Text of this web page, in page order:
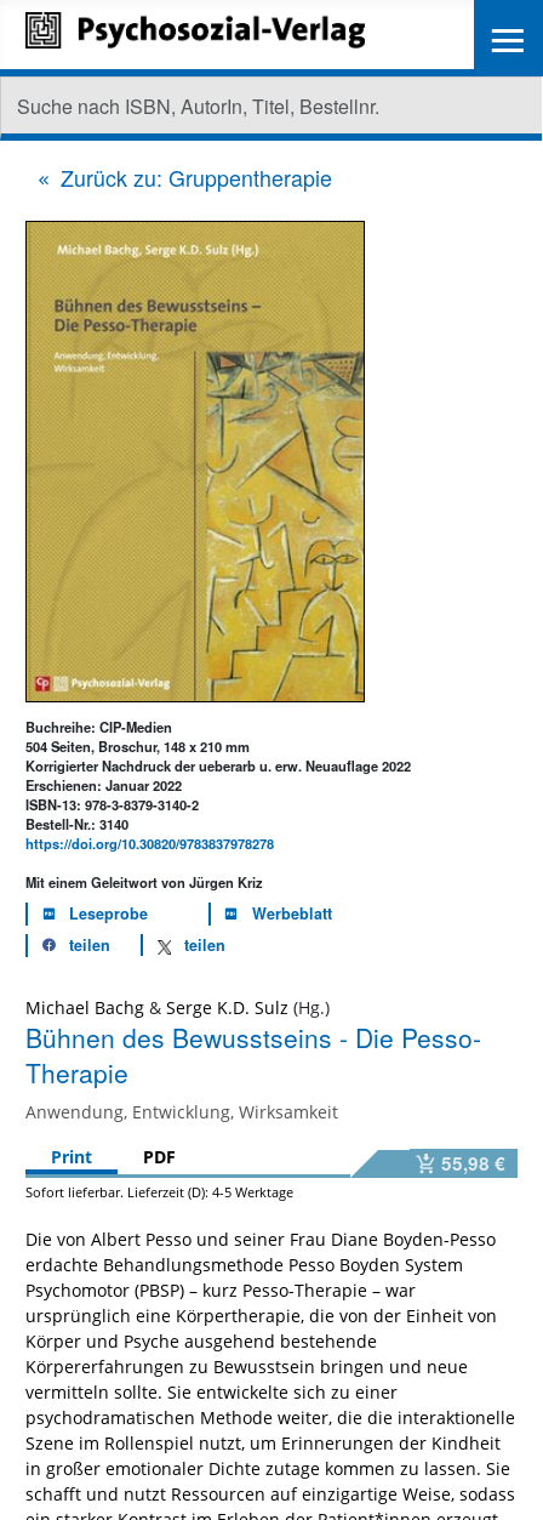
Zurück zu: Gruppentherapie
Buchreihe: CIP-Medien
504 Seiten, Broschur, 148 x 210 mm
Korrigierter Nachdruck der ueberarb u. erw. Neuauflage 2022
Erschienen: Januar 2022
ISBN-13: 978-3-8379-3140-2
Bestell-Nr.: 3140
https://doi.org/10.30820/9783837978278
Mit einem Geleitwort von Jürgen Kriz
Leseprobe
Werbeblatt
teilen
teilen
Michael Bachg & Serge K.D. Sulz
Bühnen des Bewusstseins - Die Pesso-
Therapie
Anwendung, Entwicklung, Wirksamkeit
Print
PDF 55,98 €
Sofort lieferbar. Lieferzeit (D): 4-5 Werktage
Die von Albert Pesso und seiner Frau Diane Boyden-Pesso
erdachte Behandlungsmethode Pesso Boyden System
Psychomotor (PBSP) – kurz Pesso-Therapie – war
ursprünglich eine Körpertherapie, die von der Einheit von
Körper und Psyche ausgehend bestehende
Körpererfahrungen zu Bewusstsein bringen und neue
vermitteln sollte. Sie entwickelte sich zu einer
psychodramatischen Methode weiter, die die interaktionelle
Szene im Rollenspiel nutzt, um Erinnerungen der Kindheit
in großer emotionaler Dichte zutage kommen zu lassen. Sie
schafft und nutzt Ressourcen auf einzigartige Weise, sodass
≡